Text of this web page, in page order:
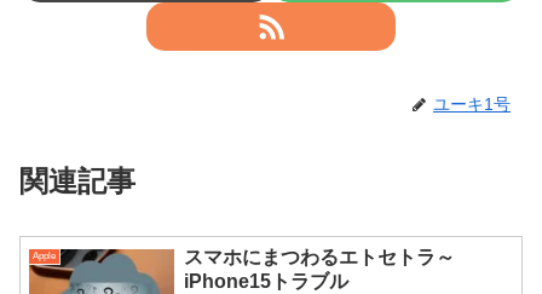
ユーキ1号
関連記事
Apple
スマホにまつわるエトセトラ～
iPhone15トラブル